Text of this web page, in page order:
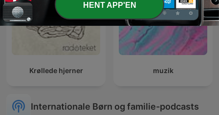
Krøllede hjerner muzik
Internationale Børn og familie-podcasts
HENT APP'EN